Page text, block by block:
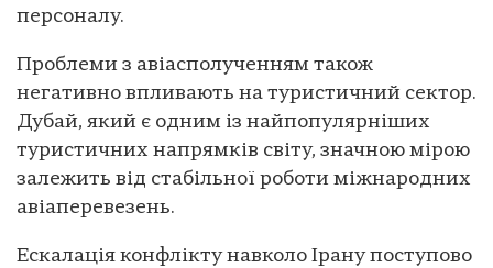
персоналу.
Проблеми з авіасполученням також
негативно впливають на туристичний сектор.
Дубай, який є одним із найпопулярніших
туристичних напрямків світу, значною мірою
залежить від стабільної роботи міжнародних
авіаперевезень.
Ескалація конфлікту навколо Ірану поступово